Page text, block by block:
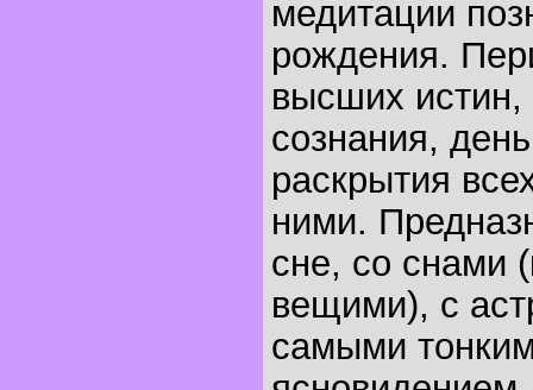
медитации
рождения.
высших истин,
сознания,
раскрытия
ними.
сне, со снами
вещими), с
самыми